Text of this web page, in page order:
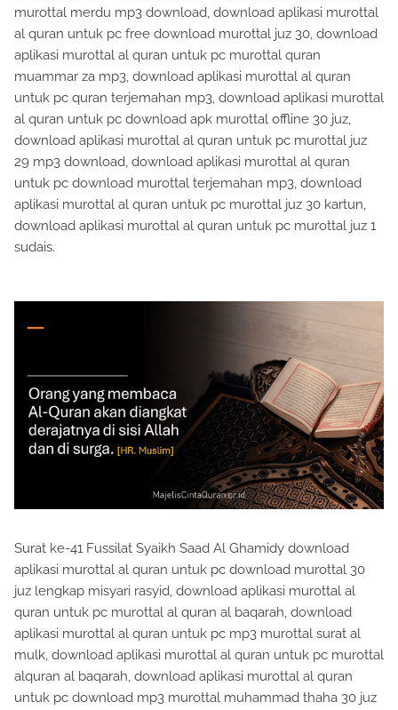
murottal merdu mp3 download, download aplikasi murottal
al quran untuk pc free download murottal juz 30, download
aplikasi murottal al quran untuk pc murottal quran
muammar za mp3, download aplikasi murottal al quran
untuk pc quran terjemahan mp3, download aplikasi murottal
al quran untuk pc download apk murottal offline 30 juz,
download aplikasi murottal al quran untuk pc murottal juz
29 mp3 download, download aplikasi murottal al quran
untuk pc download murottal terjemahan mp3, download
aplikasi murottal al quran untuk pc murottal juz 30 kartun,
download aplikasi murottal al quran untuk pc murottal juz 1
sudais.
Surat ke-41 Fussilat Syaikh Saad Al Ghamidy download
aplikasi murottal al quran untuk pc download murottal 30
juz lengkap misyari rasyid, download aplikasi murottal al
quran untuk pc murottal al quran al baqarah, download
aplikasi murottal al quran untuk pc mp3 murottal surat al
mulk, download aplikasi murottal al quran untuk pc murottal
alquran al baqarah, download aplikasi murottal al quran
untuk pc download mp3 murottal muhammad thaha 30 juz